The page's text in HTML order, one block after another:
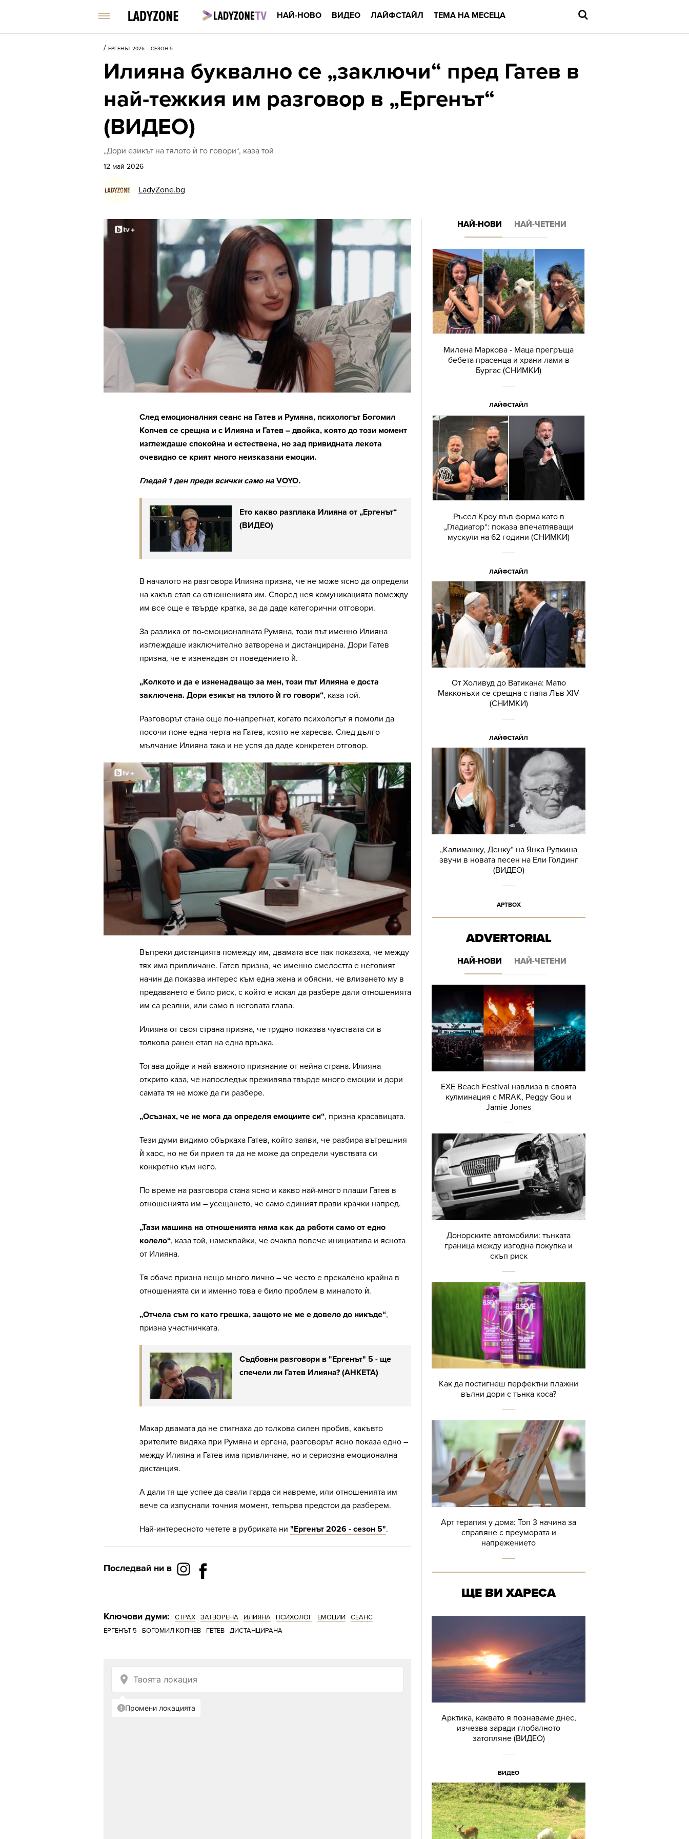
НАЙ-НОВО ВИДЕО ЛАЙФСТАЙЛ ТЕМА НА МЕСЕЦА
/ ЕРГЕНЪТ 2026 – СЕЗОН 5
Илияна буквално се „заключи“ пред Гатев в
най-тежкия им разговор в „Ергенът“
(ВИДЕО)
„Дори езикът на тялото ѝ го говори“, каза той
12 май 2026
LadyZone.bg
След емоционалния сеанс на Гатев и Румяна, психологът Богомил
Копчев се срещна и с Илияна и Гатев – двойка, която до този момент
изглеждаше спокойна и естествена, но зад привидната лекота
очевидно се крият много неизказани емоции.
Гледай 1 ден преди всички само на VOYO.
Ето какво разплака Илияна от „Ергенът“
(ВИДЕО)
В началото на разговора Илияна призна, че не може ясно да определи
на какъв етап са отношенията им. Според нея комуникацията помежду
им все още е твърде кратка, за да даде категорични отговори.
За разлика от по-емоционалната Румяна, този път именно Илияна
изглеждаше изключително затворена и дистанцирана. Дори Гатев
призна, че е изненадан от поведението ѝ.
„Колкото и да е изненадващо за мен, този път Илияна е доста
заключена. Дори езикът на тялото ѝ го говори“, каза той.
Разговорът стана още по-напрегнат, когато психологът я помоли да
посочи поне една черта на Гатев, която не харесва. След дълго
мълчание Илияна така и не успя да даде конкретен отговор.
Въпреки дистанцията помежду им, двамата все пак показаха, че между
тях има привличане. Гатев призна, че именно смелостта е неговият
начин да показва интерес към една жена и обясни, че влизането му в
предаването е било риск, с който е искал да разбере дали отношенията
им са реални, или само в неговата глава.
Илияна от своя страна призна, че трудно показва чувствата си в
толкова ранен етап на една връзка.
Тогава дойде и най-важното признание от нейна страна. Илияна
открито каза, че напоследък преживява твърде много емоции и дори
самата тя не може да ги разбере.
„Осъзнах, че не мога да определя емоциите си“, призна красавицата.
Тези думи видимо объркаха Гатев, който заяви, че разбира вътрешния
ѝ хаос, но не би приел тя да не може да определи чувствата си
конкретно към него.
По време на разговора стана ясно и какво най-много плаши Гатев в
отношенията им – усещането, че само единият прави крачки напред.
„Тази машина на отношенията няма как да работи само от едно
колело“, каза той, намеквайки, че очаква повече инициатива и яснота
от Илияна.
Тя обаче призна нещо много лично – че често е прекалено крайна в
отношенията си и именно това е било проблем в миналото ѝ.
„Отчела съм го като грешка, защото не ме е довело до никъде“,
призна участничката.
Съдбовни разговори в "Ергенът" 5 - ще
спечели ли Гатев Илияна? (АНКЕТА)
Макар двамата да не стигнаха до толкова силен пробив, какъвто
зрителите видяха при Румяна и ергена, разговорът ясно показа едно –
между Илияна и Гатев има привличане, но и сериозна емоционална
дистанция.
А дали тя ще успее да свали гарда си навреме, или отношенията им
вече са изпуснали точния момент, тепърва предстои да разберем.
Най-интересното четете в рубриката ни "Ергенът 2026 - сезон 5".
Последвай ни в
Ключови думи: СТРАХ ЗАТВОРЕНА ИЛИЯНА ПСИХОЛОГ ЕМОЦИИ
СЕАНС
ЕРГЕНЪТ 5
БОГОМИЛ КОПЧЕВ ГЕТЕВ ДИСТАНЦИРАНА
НАЙ-НОВИ НАЙ-ЧЕТЕНИ
Милена Маркова - Маца прегръща
бебета прасенца и храни лами в
Бургас (СНИМКИ)
ЛАЙФСТАЙЛ
Ръсел Кроу във форма като в
„Гладиатор“: показа впечатляващи
мускули на 62 години (СНИМКИ)
ЛАЙФСТАЙЛ
От Холивуд до Ватикана: Матю
Макконъхи се срещна с папа Лъв XIV
(СНИМКИ)
ЛАЙФСТАЙЛ
„Калиманку, Денку“ на Янка Рупкина
звучи в новата песен на Ели Голдинг
(ВИДЕО)
АРТBOX
ADVERTORIAL
НАЙ-НОВИ НАЙ-ЧЕТЕНИ
EXE Beach Festival навлиза в своята
кулминация с MRAK, Peggy Gou и
Jamie Jones
Донорските автомобили: тънката
граница между изгодна покупка и
скъп риск
Как да постигнеш перфектни плажни
вълни дори с тънка коса?
Арт терапия у дома: Топ 3 начина за
справяне с преумората и
напрежението
ЩЕ ВИ ХАРЕСА
Арктика, каквато я познаваме днес,
изчезва заради глобалното
затопляне (ВИДЕО)
ВИДЕО